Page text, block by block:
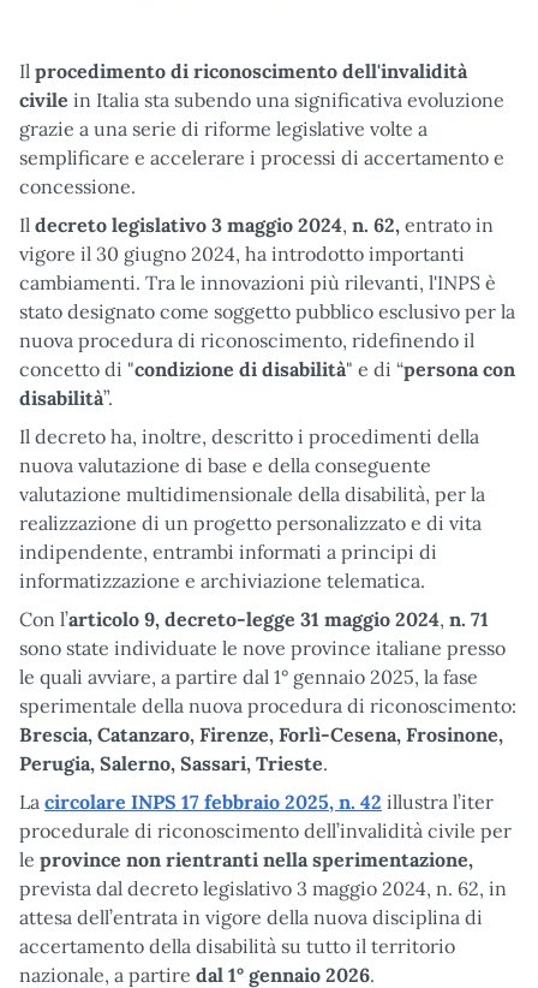
Il procedimento di riconoscimento dell'invalidità
civile in Italia sta subendo una significativa evoluzione
grazie a una serie di riforme legislative volte a
semplificare e accelerare i processi di accertamento e
concessione.
Il decreto legislativo 3 maggio 2024, n. 62, entrato in
vigore il 30 giugno 2024, ha introdotto importanti
cambiamenti. Tra le innovazioni più rilevanti, l'INPS è
stato designato come soggetto pubblico esclusivo per la
nuova procedura di riconoscimento, ridefinendo il
concetto di "condizione di disabilità" e di “persona con
disabilità”.
Il decreto ha, inoltre, descritto i procedimenti della
nuova valutazione di base e della conseguente
valutazione multidimensionale della disabilità, per la
realizzazione di un progetto personalizzato e di vita
indipendente, entrambi informati a principi di
informatizzazione e archiviazione telematica.
Con l’articolo 9, decreto-legge 31 maggio 2024, n. 71
sono state individuate le nove province italiane presso
le quali avviare, a partire dal 1° gennaio 2025, la fase
sperimentale della nuova procedura di riconoscimento:
Brescia, Catanzaro, Firenze, Forlì-Cesena, Frosinone,
Perugia, Salerno, Sassari, Trieste.
La circolare INPS 17 febbraio 2025, n. 42 illustra l’iter
procedurale di riconoscimento dell’invalidità civile per
le province non rientranti nella sperimentazione,
prevista dal decreto legislativo 3 maggio 2024, n. 62, in
attesa dell’entrata in vigore della nuova disciplina di
accertamento della disabilità su tutto il territorio
nazionale, a partire dal 1° gennaio 2026.